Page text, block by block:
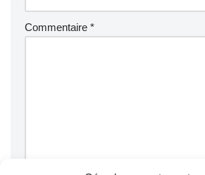
Commentaire *